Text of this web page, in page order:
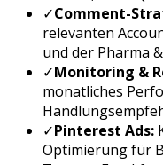
✓Comment-
relevanten
und der Pharma
✓Monitoring &
monatliches
✓Pinterest Ads:
Optimierung für